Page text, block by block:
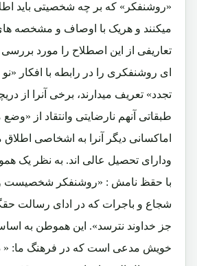
«روشنفکر» که بر چه شخصیتی باید
میکنند و هریک با اوصاف و مشخصه
تعاریفی از این اصطلاح را مورد
ای روشنفکری را در رابطه با افکار «نو
تجدد» تعریف میدارند، برخی آنرا از
طبقاتی آنهم نارضایتی وانتقاد از
اماکسانی دیگر آنرا به اشخاصی اطلاق
ودارای تحصیل عالی اند. به نظر یک
با حقظ نامش : «روشنفکر شخصیست
شجاع و باجرات که در ادای رسالت
جز خداوند نترسد». این هموطن به